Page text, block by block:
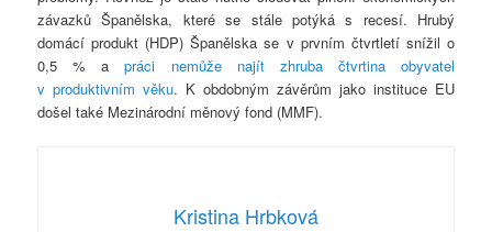
závazků Španělska, které se stále potýká s recesí. Hrubý
domácí produkt (HDP) Španělska se v prvním čtvrtletí snížil o
0,5 % apráci nemůže najít zhruba čtvrtina obyvatel
v produktivním věku. K obdobným závěrům jako instituce EU
došel také Mezinárodní měnový fond (MMF).
Kristina Hrbková